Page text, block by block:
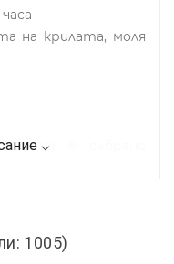
на крилата, моля
в събрано
гр.C
1005)